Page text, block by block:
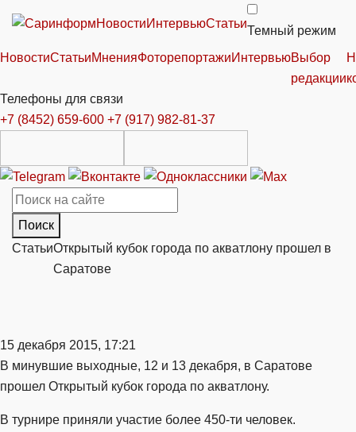
НовостиИнтервьюСтатьи
Темный режим
НовостиСтатьиМненияФоторепортажиИнтервьюВыбор
редакции
Телефоны для связи
+7 (8452) 659-600 +7 (917) 982-81-37
Поиск
СтатьиОткрытый кубок города по акватлону прошел в
Саратове
15 декабря 2015, 17:21
В минувшие выходные, 12 и 13 декабря, в Саратове
прошел Открытый кубок города по акватлону.
В турнире приняли участие более 450-ти человек.